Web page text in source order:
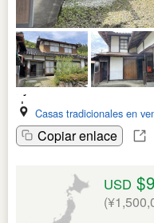
Casas tradicionales en
Copiar enlace
USD